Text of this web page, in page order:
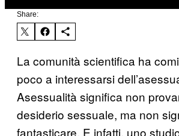
Share:
La comunità scientifica ha
poco a interessarsi
Asessualità significa non
desiderio sessuale, ma non
fantasticare. E infatti, uno